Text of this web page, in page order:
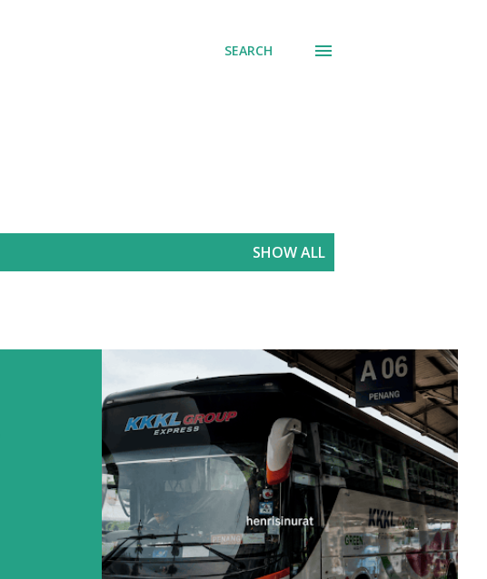
SEARCH
SHOW ALL